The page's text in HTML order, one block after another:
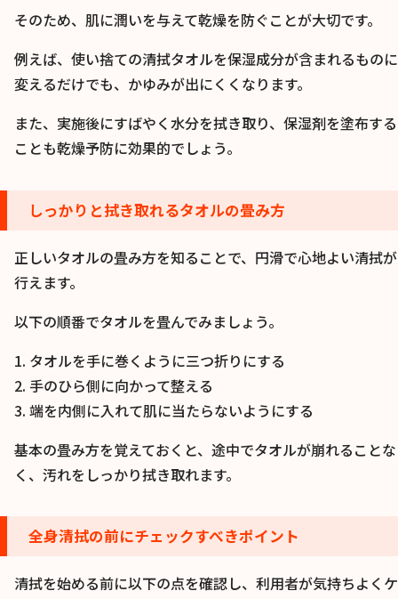
そのため、肌に潤いを与えて乾燥を防ぐことが大切です。
例えば、使い捨ての清拭タオルを保湿成分が含まれるものに
変えるだけでも、かゆみが出にくくなります。
また、実施後にすばやく水分を拭き取り、保湿剤を塗布する
ことも乾燥予防に効果的でしょう。
しっかりと拭き取れるタオルの畳み方
正しいタオルの畳み方を知ることで、円滑で心地よい清拭が
行えます。
以下の順番でタオルを畳んでみましょう。
1. タオルを手に巻くように三つ折りにする
2. 手のひら側に向かって整える
3. 端を内側に入れて肌に当たらないようにする
基本の畳み方を覚えておくと、途中でタオルが崩れることな
く、汚れをしっかり拭き取れます。
全身清拭の前にチェックすべきポイント
清拭を始める前に以下の点を確認し、利用者が気持ちよくケ